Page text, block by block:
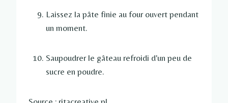
Laissez la pâte finie au four ouvert pendant
un moment.
Saupoudrer le gâteau refroidi d'un peu de
sucre en poudre.